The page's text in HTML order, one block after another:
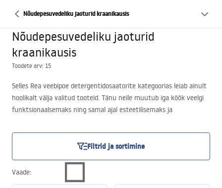
Nõudepesuvedeliku jaoturid kraanikausis
Nõudepesuvedeliku jaoturid
kraanikausis
Toodete arv: 15
Selles Rea veebipoe detergentidosaatorite kategoorias leiab ainult
hoolikalt välja valitud tooteid. Tänu neile muutub iga köök veelgi
funktsionaalsemaks ning samal ajal esteetilisemaks ja
kindlasti igapäevaelus korda ja mugavust hoida. Tasub seda juba
praegu ise järele proovida! Kutsume tutvuma meie valikuga!
Praktiline lahendus — nõudepesuvahendi annustaja
Tänu Rea veebipoe annustajatele on nõudepesuvahend alati
käepärast, ent samal ajal ei tõmba see kunagi tähelepanu.
Filtrid ja sortimine
Vaade: